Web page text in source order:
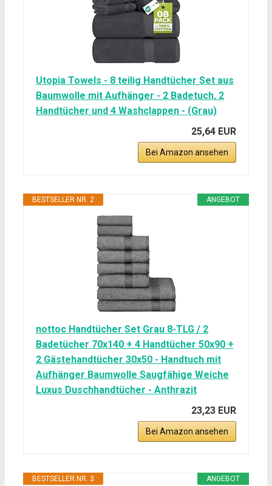
Utopia Towels - 8 teilig Handtücher Set aus
Baumwolle mit Aufhänger - 2 Badetuch, 2
Handtücher und 4 Washclappen - (Grau)
25,64 EUR
Bei Amazon ansehen
ANGEBOT
BESTSELLER NR. 2
nottoc Handtücher Set Grau 8-TLG / 2
Badetücher 70x140 + 4 Handtücher 50x90 +
2 Gästehandtücher 30x50 - Handtuch mit
Aufhänger Baumwolle Saugfähige Weiche
Luxus Duschhandtücher - Anthrazit
23,23 EUR
Bei Amazon ansehen
ANGEBOT
BESTSELLER NR. 3